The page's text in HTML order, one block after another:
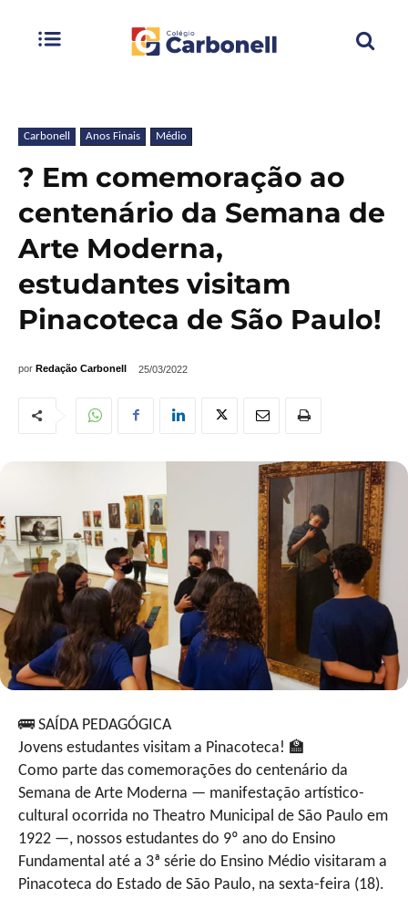
Carbonell Anos Finais Médio
? Em comemoração ao
centenário da Semana de
Arte Moderna,
estudantes visitam
Pinacoteca de São Paulo!
por Redação Carbonell 25/03/2022
🚌 SAÍDA PEDAGÓGICA
Jovens estudantes visitam a Pinacoteca! 🏫
Como parte das comemorações do centenário da
Semana de Arte Moderna — manifestação artístico-
cultural ocorrida no Theatro Municipal de São Paulo em
1922 —, nossos estudantes do 9º ano do Ensino
Fundamental até a 3ª série do Ensino Médio visitaram a
Pinacoteca do Estado de São Paulo, na sexta-feira (18).